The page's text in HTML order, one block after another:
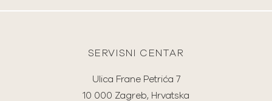
SERVISNI CENTAR
Ulica Frane Petrića 7
10 000 Zagreb, Hrvatska